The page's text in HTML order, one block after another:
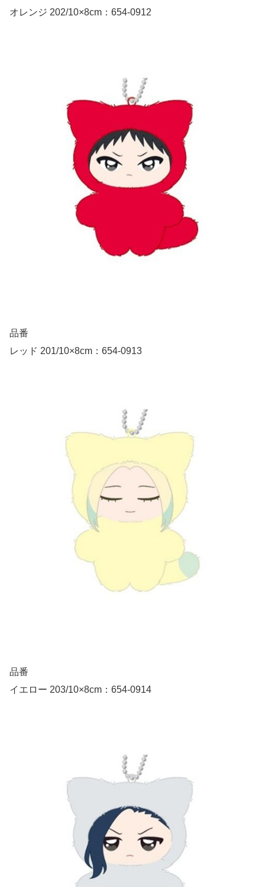
オレンジ 202/10×8cm：654-0912
品番
レッド 201/10×8cm：654-0913
品番
イエロー 203/10×8cm：654-0914